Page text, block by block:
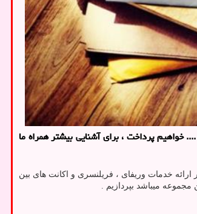
پرداخت ، برای آشنایی بیشتر همراه ما
ارائه خدمات وریفای ، فریلنسری و اکانت های بین